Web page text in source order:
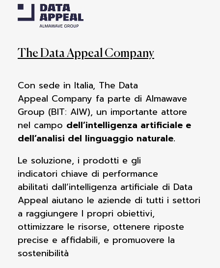
The Data Appeal Company
Con sede in Italia, The Data
Appeal Company fa parte di Almawave
Group (BIT: AIW), un importante attore
nel campo dell’intelligenza artificiale e
dell’analisi del linguaggio naturale.
Le soluzione, i prodotti e gli
indicatori chiave di performance
abilitati dall’intelligenza artificiale di Data
Appeal aiutano le aziende di tutti i settori
a raggiungere I propri obiettivi,
ottimizzare le risorse, ottenere riposte
precise e affidabili, e promuovere la
sostenibilità